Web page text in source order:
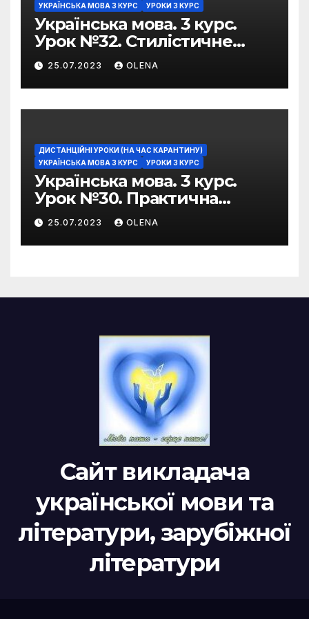
УКРАЇНСЬКА МОВА 3 КУРС
УРОКИ 3 КУРС
Українська мова. 3 курс.
Урок №32. Стилістичне
забарвлення
фразеологізмів
25.07.2023 OLENA
ДИСТАНЦІЙНІ УРОКИ (НА ЧАС КАРАНТИНУ)
УКРАЇНСЬКА МОВА 3 КУРС
УРОКИ 3 КУРС
Українська мова. 3 курс.
Урок №30. Практична
риторика. Оцінювальні
жанри. Характеристика
25.07.2023 OLENA
Сайт викладача
української мови та
літератури, зарубіжної
літератури